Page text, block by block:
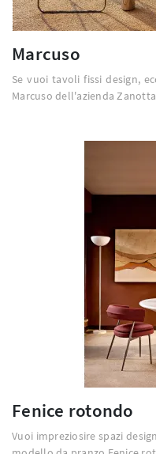
Marcuso
Se vuoi tavoli fissi design,
Marcuso dell'azienda
Fenice rotondo
Vuoi impreziosire spazi